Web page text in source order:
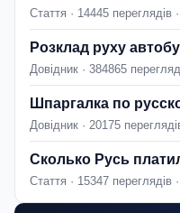
Стаття · 14445 переглядів
Розклад руху
Довідник · 384865
Шпаргалка по
Довідник · 20175
Сколько Русь
Стаття · 15347 переглядів